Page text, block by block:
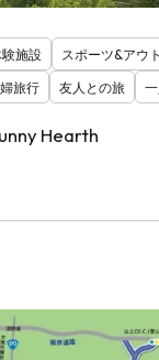
施設 スポーツ&アウ
旅行 友人との旅
Hearth